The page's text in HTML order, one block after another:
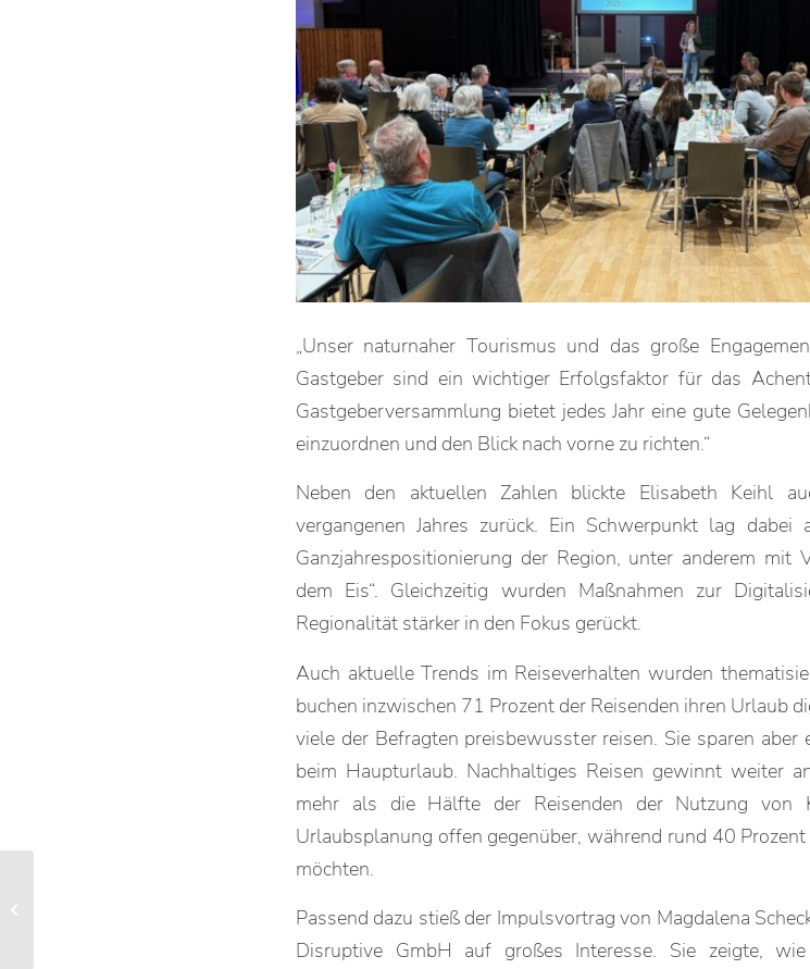
„Unser naturnaher Tourismus und das große
Gastgeber sind ein wichtiger Erfolgsfaktor für das
Gastgeberversammlung bietet jedes Jahr eine gute
einzuordnen und den Blick nach vorne zu richten.“
Neben den aktuellen Zahlen blickte Elisabeth Keihl
vergangenen Jahres zurück. Ein Schwerpunkt lag
Ganzjahrespositionierung der Region, unter anderem mit
dem Eis“. Gleichzeitig wurden Maßnahmen zur
Regionalität stärker in den Fokus gerückt.
Auch aktuelle Trends im Reiseverhalten wurden
buchen inzwischen 71 Prozent der Reisenden ihren Urlaub
viele der Befragten preisbewusster reisen. Sie sparen aber
beim Haupturlaub. Nachhaltiges Reisen gewinnt weiter
mehr als die Hälfte der Reisenden der Nutzung von
Urlaubsplanung offen gegenüber, während rund 40
möchten.
Passend dazu stieß der Impulsvortrag von Magdalena
Disruptive GmbH auf großes Interesse. Sie zeigte,